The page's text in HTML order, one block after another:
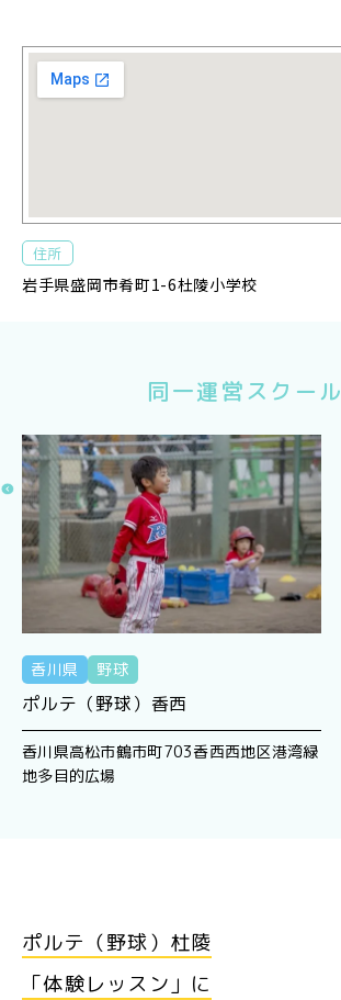
住所
岩手県盛岡市肴町1-6杜陵小学校
同一運営スクール
香川県 野球
ポルテ（野球）香西
香川県高松市鶴市町703香西西地区港湾緑
地多目的広場
ポルテ（野球）杜陵
「体験レッスン」に